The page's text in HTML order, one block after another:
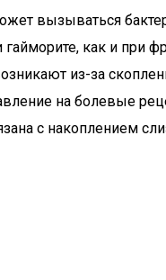
вызываться
как и при
из-за
на болевые
с накоплением